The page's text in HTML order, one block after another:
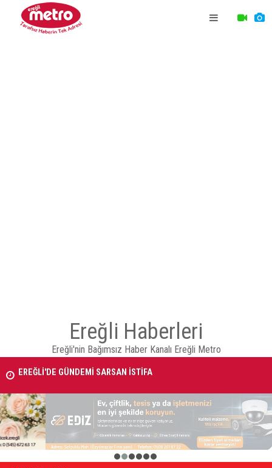
Ereğli Haberleri
Ereğli'nin Bağımsız Haber Kanalı Ereğli Metro
EREĞLİ'DE GÜNDEMİ SARSAN İSTİFA
Takla atan otomobildeki Bedirhan öldü, 3 kişi yaralandı
2 3 4 5 6